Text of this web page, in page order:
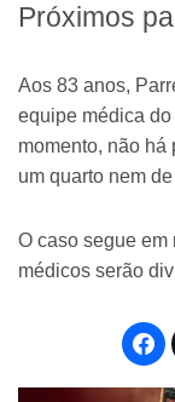
Próximos
Aos 83 anos,
equipe médica
momento, não há
um quarto nem
O caso segue em
médicos serão